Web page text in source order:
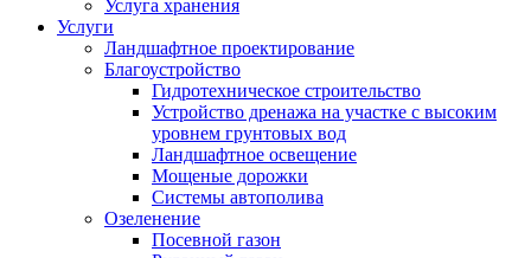
Услуга хранения
Услуги
Ландшафтное проектирование
Благоустройство
Гидротехническое строительство
Устройство дренажа на участке с высоким
уровнем грунтовых вод
Ландшафтное освещение
Мощеные дорожки
Системы автополива
Озеленение
Посевной газон